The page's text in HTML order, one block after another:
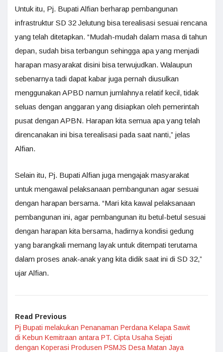
Untuk itu, Pj. Bupati Alfian berharap pembangunan
infrastruktur SD 32 Jelutung bisa terealisasi sesuai rencana
yang telah ditetapkan. “Mudah-mudah dalam masa di tahun
depan, sudah bisa terbangun sehingga apa yang menjadi
harapan masyarakat disini bisa terwujudkan. Walaupun
sebenarnya tadi dapat kabar juga pernah diusulkan
menggunakan APBD namun jumlahnya relatif kecil, tidak
seluas dengan anggaran yang disiapkan oleh pemerintah
pusat dengan APBN. Harapan kita semua apa yang telah
direncanakan ini bisa terealisasi pada saat nanti,” jelas
Alfian.
Selain itu, Pj. Bupati Alfian juga mengajak masyarakat
untuk mengawal pelaksanaan pembangunan agar sesuai
dengan harapan bersama. “Mari kita kawal pelaksanaan
pembangunan ini, agar pembangunan itu betul-betul sesuai
dengan harapan kita bersama, hadirnya kondisi gedung
yang barangkali memang layak untuk ditempati terutama
dalam proses anak-anak yang kita didik saat ini di SD 32,”
ujar Alfian.
Read Previous
Pj Bupati melakukan Penanaman Perdana Kelapa Sawit
di Kebun Kemitraan antara PT. Cipta Usaha Sejati
dengan Koperasi Produsen PSMJS Desa Matan Jaya